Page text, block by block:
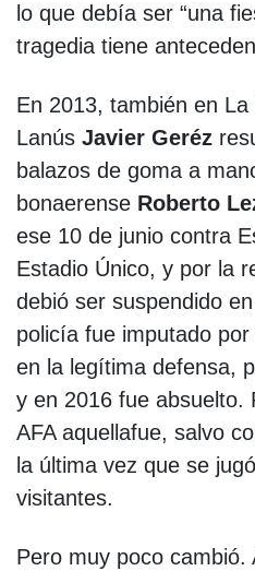
lo que debía ser “una
tragedia tiene
En 2013, también en
Lanús Javier Geréz
balazos de goma a
bonaerense Roberto
ese 10 de junio contra
Estadio Único, y por la
debió ser suspendido
policía fue imputado
en la legítima defensa,
y en 2016 fue absuelto.
AFA aquellafue, salvo
la última vez que se
visitantes.
Pero muy poco cambió.